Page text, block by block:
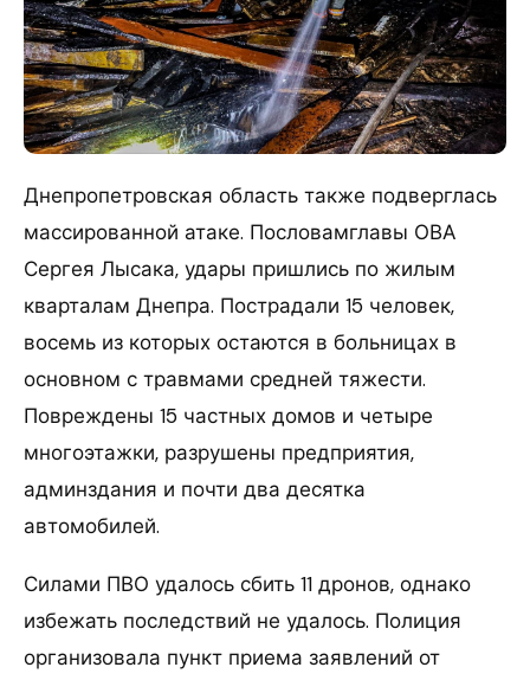
Днепропетровская область также подверглась
массированной атаке. Пословамглавы ОВА
Сергея Лысака, удары пришлись по жилым
кварталам Днепра. Пострадали 15 человек,
восемь из которых остаются в больницах в
основном с травмами средней тяжести.
Повреждены 15 частных домов и четыре
многоэтажки, разрушены предприятия,
админздания и почти два десятка
автомобилей.
Силами ПВО удалось сбить 11 дронов, однако
избежать последствий не удалось. Полиция
организовала пункт приема заявлений от